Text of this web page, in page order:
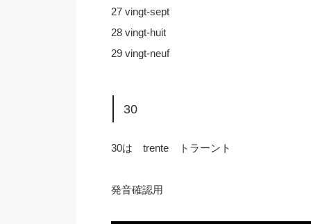
27 vingt-sept
28 vingt-huit
29 vingt-neuf
30
30は trente トラーント
発音確認用